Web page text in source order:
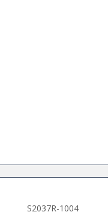
S2037R-1004